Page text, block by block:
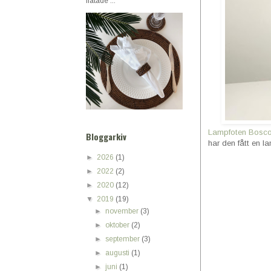
Lampfoten
har den fått en
Bloggarkiv
► 2026 (1)
► 2022 (2)
► 2020 (12)
▼ 2019 (19)
► november (3)
► oktober (2)
►september (3)
► augusti (1)
► juni (1)